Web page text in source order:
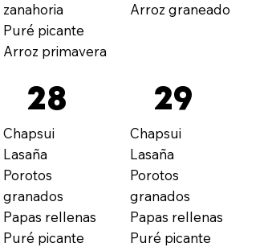
zanahoria
Puré picante
Arroz primavera
Arroz graneado
28
Chapsui
Lasaña
Porotos
granados
Papas rellenas
Puré picante
29
Chapsui
Lasaña
Porotos
granados
Papas rellenas
Puré picante